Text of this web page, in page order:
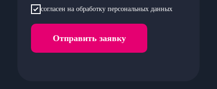
согласен на обработку персональных данных
Отправить заявку